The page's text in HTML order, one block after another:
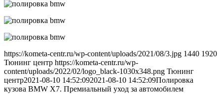
https://kometa-centr.ru/wp-content/uploads/2021/08/3.jpg 1440 1920
Тюнинг центр https://kometa-centr.ru/wp-
content/uploads/2022/02/logo_black-1030x348.png Тюнинг
центр2021-08-10 14:52:092021-08-10 14:52:09Полировка
кузова BMW X7. Премиальный уход за автомобилем